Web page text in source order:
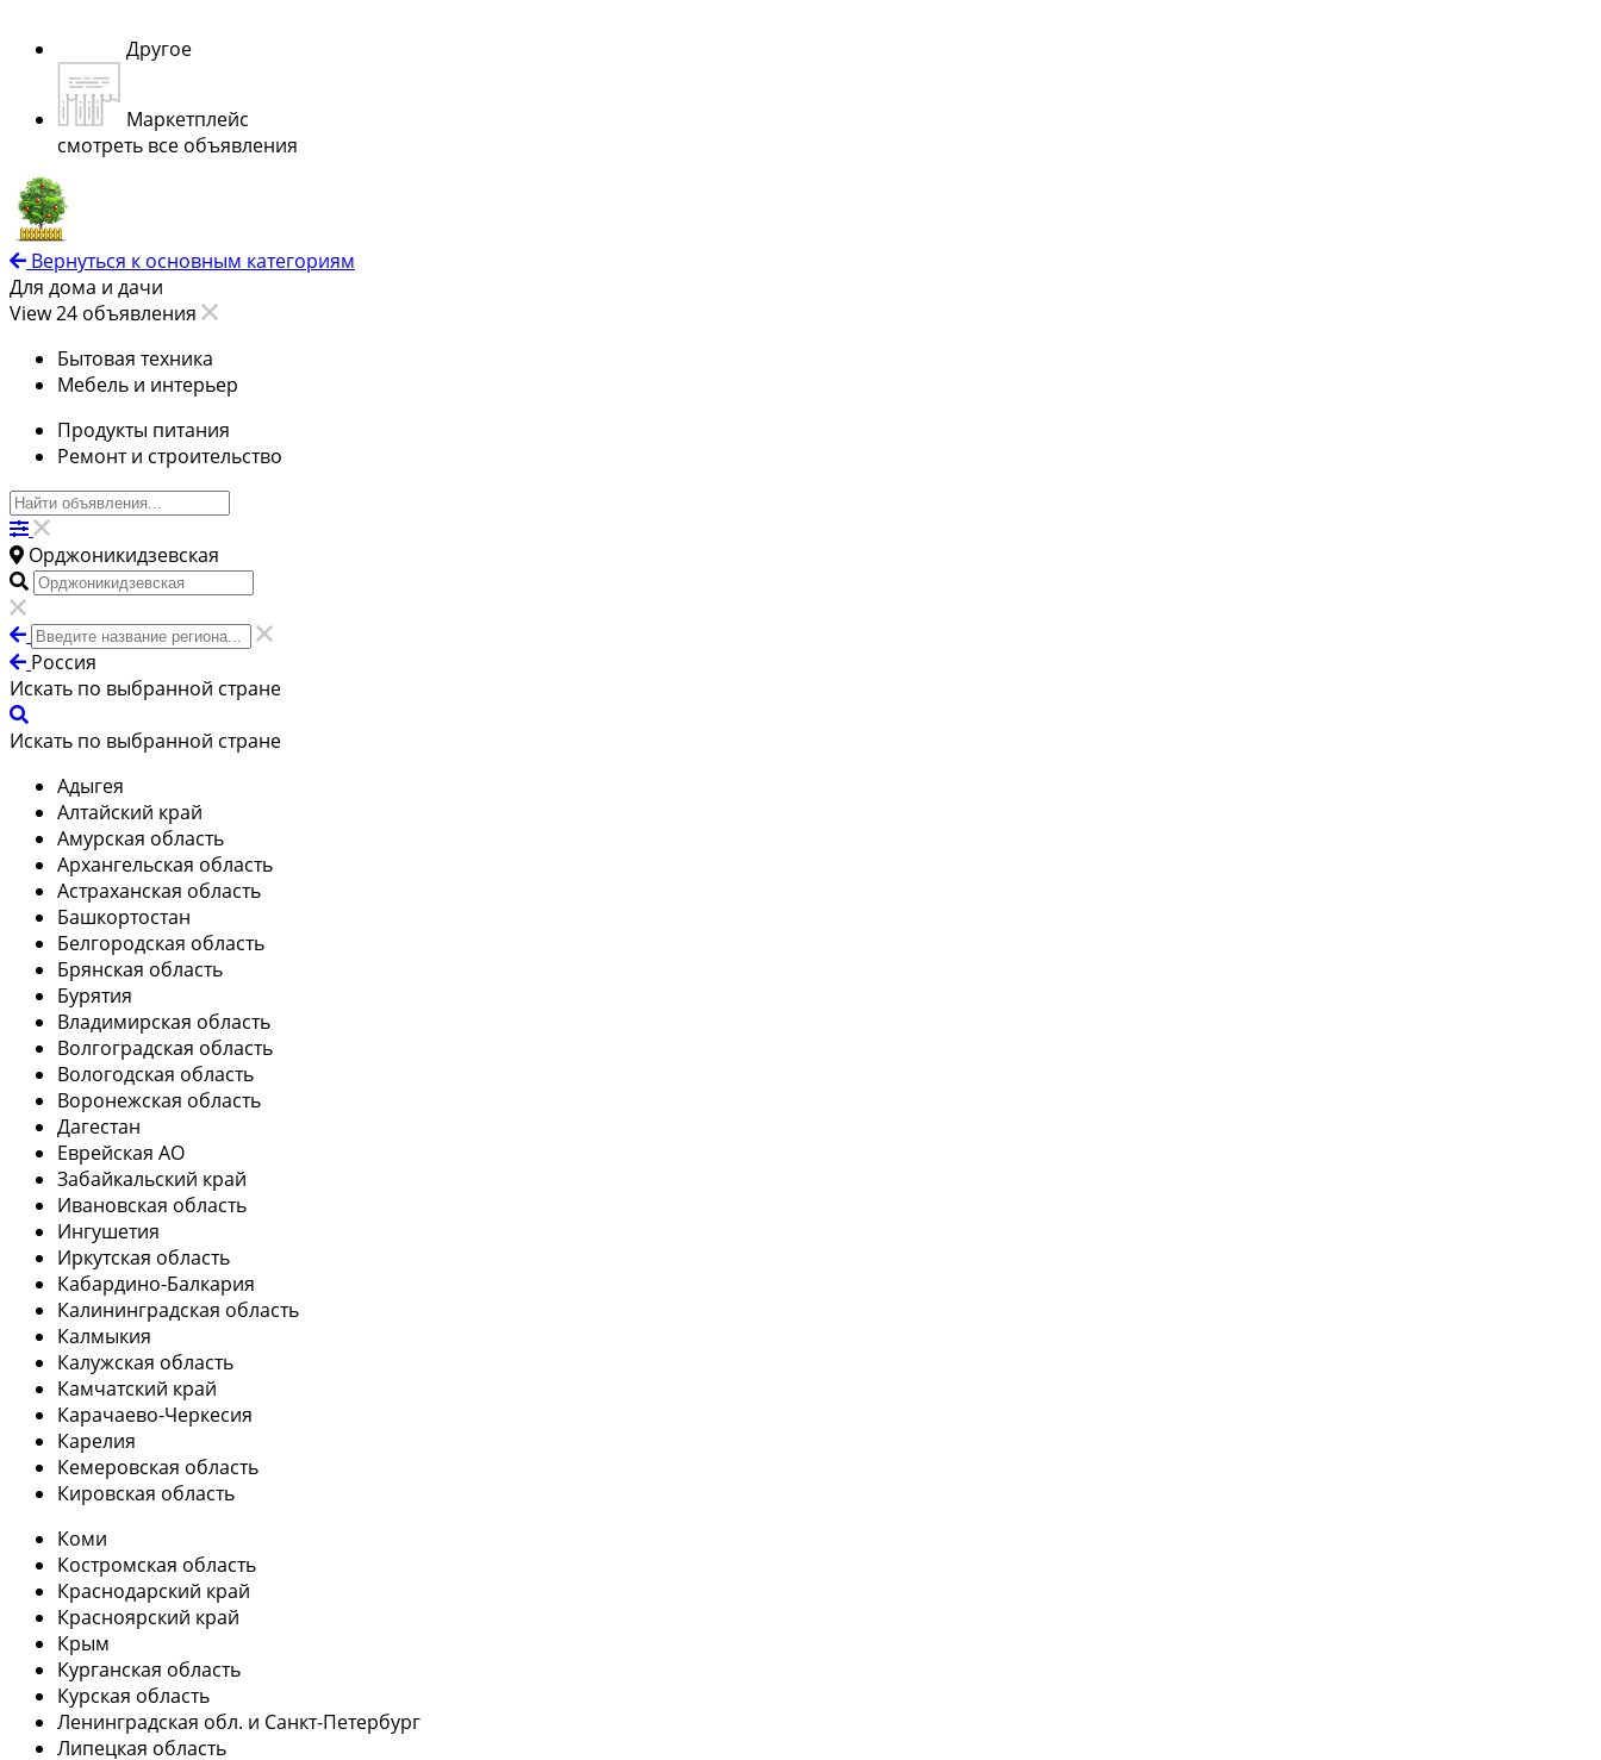
Другое
Маркетплейс
смотреть все объявления
Вернуться к основным категориям
Для дома и дачи
View 24 объявления
Бытовая техника
Мебель и интерьер
Продукты питания
Ремонт и строительство
Орджоникидзевская
Россия
Искать по выбранной стране
Искать по выбранной стране
Адыгея
Алтайский край
Амурская область
Архангельская область
Астраханская область
Башкортостан
Белгородская область
Брянская область
Бурятия
Владимирская область
Волгоградская область
Вологодская область
Воронежская область
Дагестан
Еврейская АО
Забайкальский край
Ивановская область
Ингушетия
Иркутская область
Кабардино-Балкария
Калининградская область
Калмыкия
Калужская область
Камчатский край
Карачаево-Черкесия
Карелия
Кемеровская область
Кировская область
Коми
Костромская область
Краснодарский край
Красноярский край
Крым
Курганская область
Курская область
Ленинградская обл. и Санкт-Петербург
Липецкая область